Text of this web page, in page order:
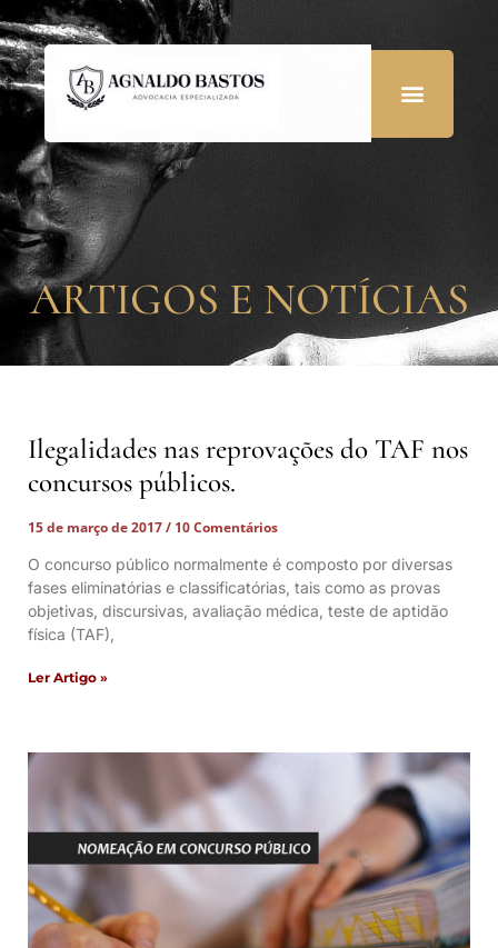
ARTIGOS E NOTÍCIAS
Ilegalidades nas reprovações do TAF nos
concursos públicos.
15 de março de 2017
10 Comentários
O concurso público normalmente é composto por diversas
fases eliminatórias e classificatórias, tais como as provas
objetivas, discursivas, avaliação médica, teste de aptidão
física (TAF),
Ler Artigo »